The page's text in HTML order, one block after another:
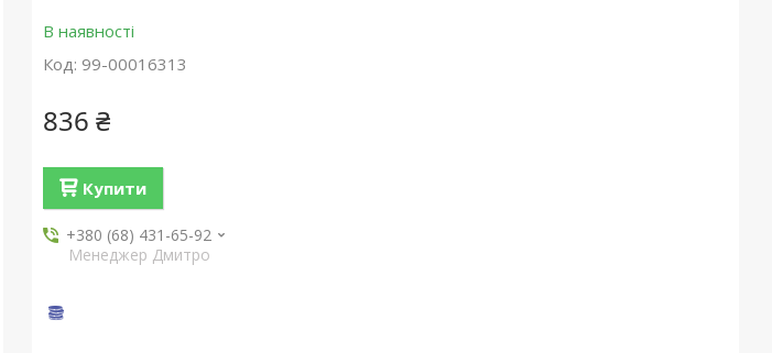
В наявності
Код: 99-00016313
836 ₴
Купити
+380 (68) 431-65-92
Менеджер Дмитро